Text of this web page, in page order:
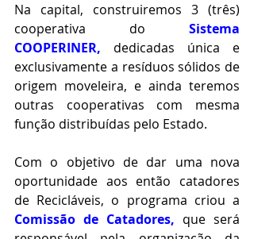
Na capital, construiremos 3 (três)
cooperativa do Sistema
COOPERINER,
dedicadas única e
exclusivamente a resíduos sólidos de
origem moveleira, e ainda teremos
outras cooperativas com mesma
função distribuídas pelo Estado.
Com o objetivo de dar uma nova
oportunidade aos então catadores
de Recicláveis, o programa criou a
Comissão de Catadores, que será